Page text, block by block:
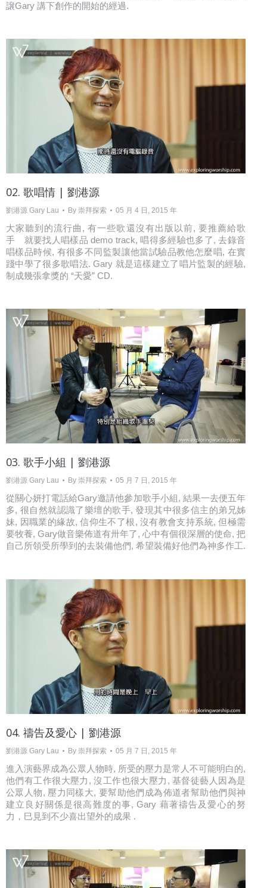
譲Gary 講下創作的開始的經過.
02. 歌唱情 | 劉港源
劉港源 Gary Lau By 崇拜探索 05 月 4 日, 2015 年
大家聽到的流行曲, 有一些歌還沒有出版以前, 要推薦給歌
手 就要找人唱樣品 demo track, 唱得多經驗也多了, 去錄音
唱樣品時候, 有很多不同監製讓他當試驗品教他怎麼唱, 在實
踐中學了很多歌唱法. Gary 就是這樣建立了唱片監製的經驗,
制成幾張拿獎的 “天愛” CD.
03. 歌手小組 | 劉港源
劉港源 Gary Lau By 崇拜探索 05 月 7 日, 2015 年
從關心妍打電話給Gary邀請他參加歌手小組, 結果一去便五年
多, 很自然就認識了樂壇的歌手, 發現其中很多信主的弟兄姊
妹, 因職業的緣故, 信仰生不了根, 沒有教會支持系統, 但極需
要牧養, Gary做音樂佈道有卅年了, 心中有個很深層的使命, 把
自己所領受所學到的去裝備他們, 希望裝備好他們為神多作工.
04. 禱告及愛心 | 劉港源
劉港源 Gary Lau By 崇拜探索 05 月 7 日, 2015 年
進入演藝界成為公眾人物時, 所受的壓力是常人不可能明白的,
他們有工作很大壓力, 沒工作也很大壓力, 基督徒藝人因為是
公眾人物, 壓力同樣大, 要幫助他們成為佈道者幫助他們與神
建立良好關係是很高難度的事, Gary 藉著禱告及愛心的努
力，巳見到不少喜出望外的成果 .